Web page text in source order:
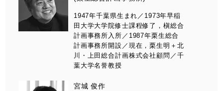
1947年千葉県生まれ／1973年早稲
田大学大学院修士課程修了，槇総合
計画事務所入所／1987年栗生総合
計画事務所開設／現在，栗生明＋北
川・上田総合計画株式会社顧問／千
葉大学名誉教授
宮城 俊作